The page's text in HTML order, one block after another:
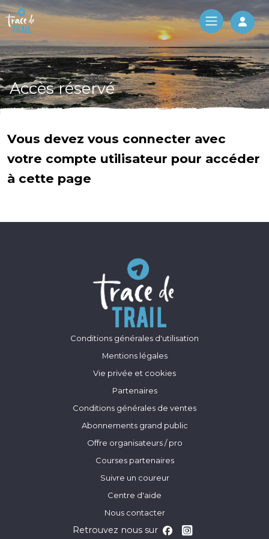
Log
Accès réservé
Vous devez vous connecter avec
votre compte utilisateur pour accéder
à cette page
Conditions générales d'utilisation
Mentions légales
Vie privée et cookies
Partenaires
Conditions générales de ventes
Abonnements grand public
Offre organisateurs / pro
Courses partenaires
Suivre un coureur
Centre d'aide
Nous contacter
Retrouvez nous sur